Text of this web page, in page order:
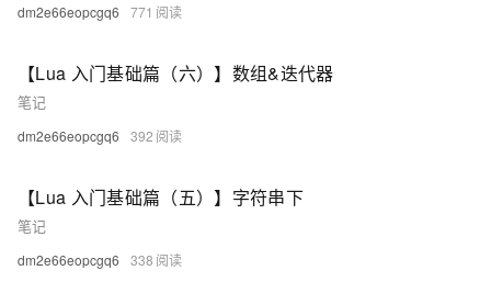
dm2e66eopcgq6 771
【Lua 入门基础篇（六）】数组&迭代器
笔记
dm2e66eopcgq6 392
【Lua 入门基础篇（五）】字符串下
笔记
dm2e66eopcgq6 338